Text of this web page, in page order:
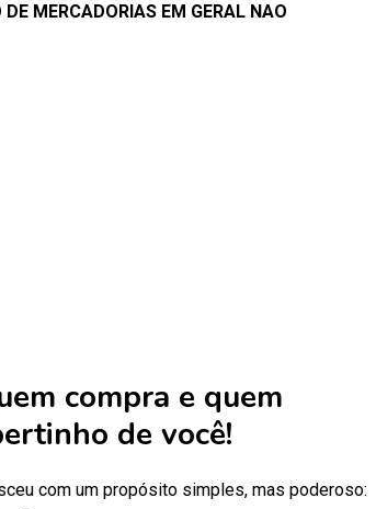
MERCADORIAS EM GERAL NAO
compra e quem
de você!
com um propósito simples, mas poderoso: